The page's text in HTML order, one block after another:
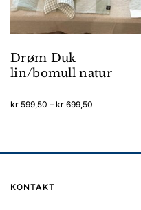
Drøm Duk
lin/bomull natur
kr 599,50 – kr 699,50
Alternativene
KONTAKT